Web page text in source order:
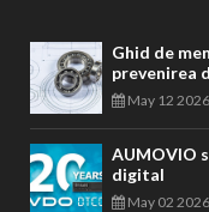
Ghid de
prevenirea
May 12 2026
AUMOVIO
digital
May 02 2026